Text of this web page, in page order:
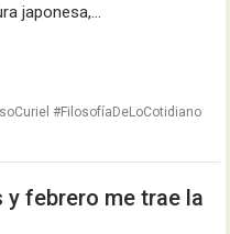
japonesa,…
#FilosofíaDeLoCotidiano
febrero me trae la